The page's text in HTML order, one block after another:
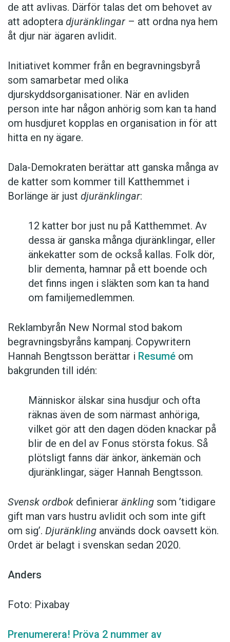
de att avlivas. Därför talas det om behovet av
att adoptera djuränklingar – att ordna nya hem
åt djur när ägaren avlidit.
Initiativet kommer från en begravningsbyrå
som samarbetar med olika
djurskyddsorganisationer. När en avliden
person inte har någon anhörig som kan ta hand
om husdjuret kopplas en organisation in för att
hitta en ny ägare.
Dala-Demokraten berättar att ganska många av
de katter som kommer till Katthemmet i
Borlänge är just djuränklingar:
12 katter bor just nu på Katthemmet. Av
dessa är ganska många djuränklingar, eller
änkekatter som de också kallas. Folk dör,
blir dementa, hamnar på ett boende och
det finns ingen i släkten som kan ta hand
om familjemedlemmen.
Reklambyrån New Normal stod bakom
begravningsbyråns kampanj. Copywritern
Hannah Bengtsson berättar i Resumé om
bakgrunden till idén:
Människor älskar sina husdjur och ofta
räknas även de som närmast anhöriga,
vilket gör att den dagen döden knackar på
blir de en del av Fonus största fokus. Så
plötsligt fanns där änkor, änkemän och
djuränklingar, säger Hannah Bengtsson.
Svensk ordbok definierar änkling som ’tidigare
gift man vars hustru av­lidit och som inte gift
om sig’. Djuränkling används dock oavsett kön.
Ordet är belagt i svenskan sedan 2020.
Anders
Foto: Pixabay
Prenumerera! Pröva 2 nummer av